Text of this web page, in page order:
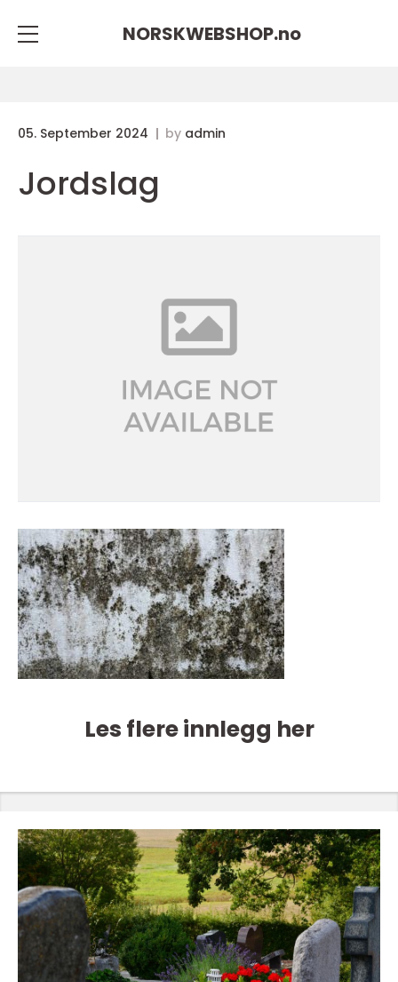
NORSKWEBSHOP.no
05. September 2024 by admin
Jordslag
Les flere innlegg her